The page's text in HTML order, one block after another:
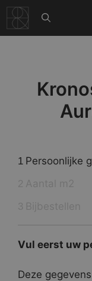
naar
de
1 Persoonlijke
Vul eerst uw
Deze